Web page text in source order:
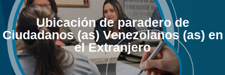
Ubicación de paradero de
Ciudadanos (as) Venezolanos (as) en
el Extranjero